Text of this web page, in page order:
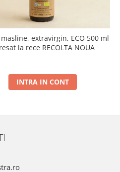
extravirgin, ECO 500 ml
la rece RECOLTA NOUA
INTRA IN CONT